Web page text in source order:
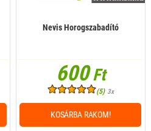
Nevis Horogszabadító
600Ft
(5) 3x
KOSÁRBA RAKOM!